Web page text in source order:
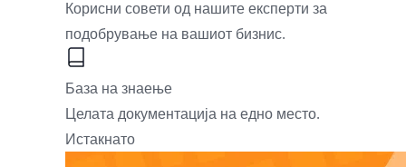
Корисни совети од нашите експерти за
подобрување на вашиот бизнис.
База на знаење
Целата документација на едно место.
Истакнато